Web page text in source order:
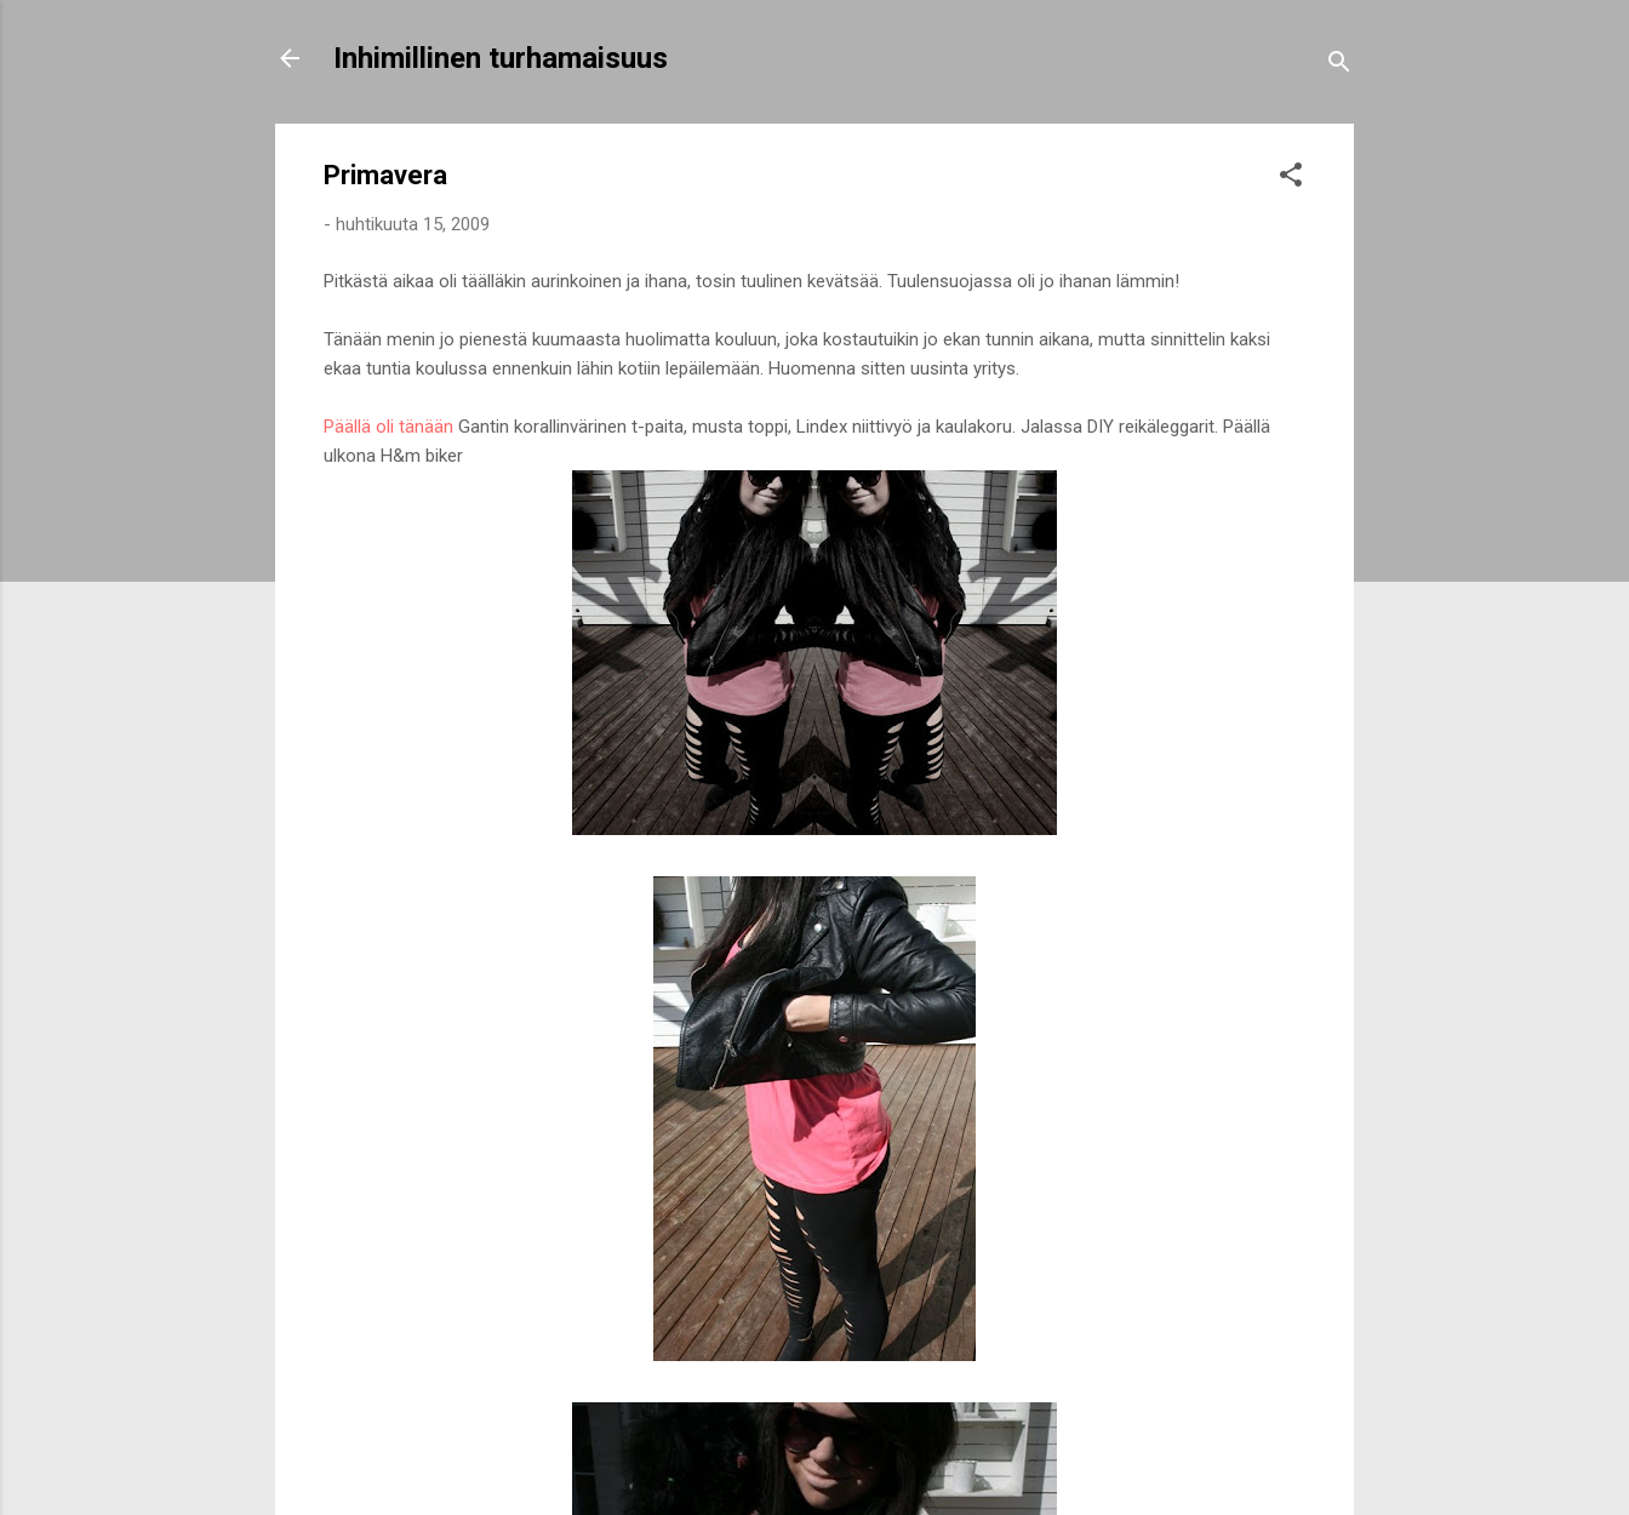
Inhimillinen turhamaisuus
Primavera
- huhtikuuta 15, 2009
Pitkästä aikaa oli täälläkin aurinkoinen ja ihana, tosin tuulinen kevätsää. Tuulensuojassa oli jo ihanan lämmin!
Tänään menin jo pienestä kuumaasta huolimatta kouluun, joka kostautuikin jo ekan tunnin aikana, mutta sinnittelin kaksi
ekaa tuntia koulussa ennenkuin lähin kotiin lepäilemään. Huomenna sitten uusinta yritys.
Päällä oli tänään Gantin korallinvärinen t-paita, musta toppi, Lindex niittivyö ja kaulakoru. Jalassa DIY reikäleggarit. Päällä
ulkona H&m biker